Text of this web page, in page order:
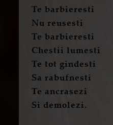
Te barbieresti
Nu reusesti
Te barbieresti
Chestii lumesti
Te tot gindesti
Sa rabufnesti
Te ancrasezi
Si demolezi.